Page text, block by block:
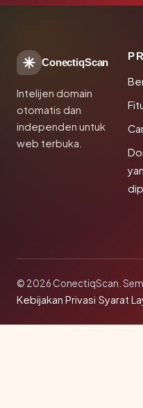
ConectiqScan
Intelijen domain
otomatis dan
independen untuk
web terbuka.
© 2026 ConectiqScan.
Kebijakan Privasi·Syarat